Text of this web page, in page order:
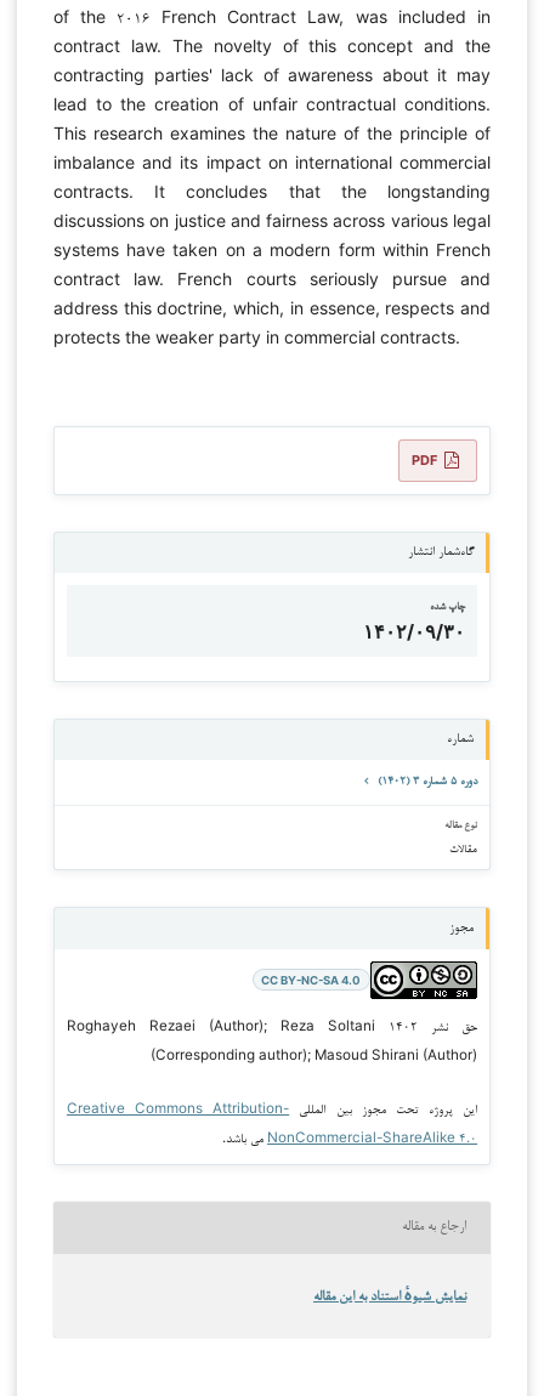
of the ۲۰۱۶ French Contract Law, was included in
contract law. The novelty of this concept and the
contracting parties' lack of awareness about it may
lead to the creation of unfair contractual conditions.
This research examines the nature of the principle of
imbalance and its impact on international commercial
contracts. It concludes that the longstanding
discussions on justice and fairness across various legal
systems have taken on a modern form within French
contract law. French courts seriously pursue and
address this doctrine, which, in essence, respects and
protects the weaker party in commercial contracts.
PDF
گاه‌شمار انتشار
چاپ شده
۱۴۰۲/۰۹/۳۰
شماره
دوره ۵ شماره ۳ (۱۴۰۲)
نوع مقاله
مقالات
مجوز
CC BY-NC-SA 4.0
حق نشر ۱۴۰۲ Roghayeh Rezaei (Author); Reza Soltani
(Corresponding author); Masoud Shirani (Author)
این پروژه تحت مجوز بین المللی Creative Commons Attribution-
NonCommercial-ShareAlike ۴.۰ می باشد.
ارجاع به مقاله
نمایش شیوهٔ استناد به این مقاله